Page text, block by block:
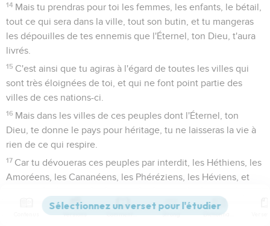
14 Mais tu prendras pour toi les femmes, les enfants, le bétail,
tout ce qui sera dans la ville, tout son butin, et tu mangeras
les dépouilles de tes ennemis que l'Éternel, ton Dieu, t'aura
livrés.
15 C'est ainsi que tu agiras à l'égard de toutes les villes qui
sont très éloignées de toi, et qui ne font point partie des
villes de ces nations-ci.
16 Mais dans les villes de ces peuples dont l'Éternel, ton
Dieu, te donne le pays pour héritage, tu ne laisseras la vie à
rien de ce qui respire.
17 Car tu dévoueras ces peuples par interdit, les Héthiens, les
Amoréens, les Cananéens, les Phéréziens, les Héviens, et
afin qu'ils ne vous apprennent pas à imiter toutes les
Versions Commentaires Strong